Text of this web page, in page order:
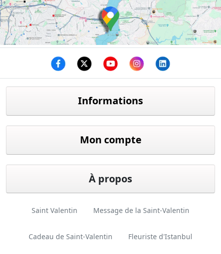
Informations
Mon compte
À propos
Saint Valentin Message de la Saint-Valentin
Cadeau de Saint-Valentin Fleuriste d'Istanbul